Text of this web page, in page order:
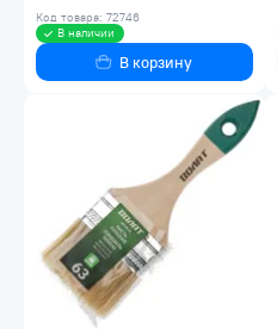
Код товара: 72746
В наличии
В корзину